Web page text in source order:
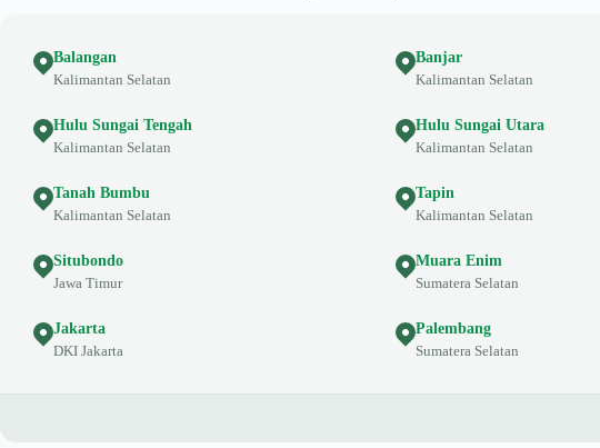
Balangan
Kalimantan Selatan
Banjar
Kalimantan Selatan
Hulu Sungai Tengah
Kalimantan Selatan
Hulu Sungai Utara
Kalimantan Selatan
Tanah Bumbu
Kalimantan Selatan
Tapin
Kalimantan Selatan
Situbondo
Jawa Timur
Muara Enim
Sumatera Selatan
Jakarta
DKI Jakarta
Palembang
Sumatera Selatan